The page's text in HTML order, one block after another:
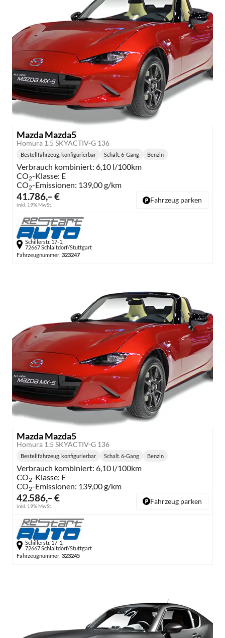
Mazda Mazda5
Homura 1.5 SKYACTIV-G 136
41.786,– €
inkl. 19% MwSt.
Bestellfahrzeug, konfigurierbar
Getriebe:
Schalt. 6-Gang Benzin
Verbrauch kombiniert: 6,10 l/100km
CO2-Klasse: E
CO2-Emissionen: 139,00 g/km
Fahrzeug parken
Schillerstr. 17-1,
72667 Schlaitdorf/Stuttgart
Fahrzeugnummer: 323247
Mazda Mazda5
Homura 1.5 SKYACTIV-G 136
42.586,– €
inkl. 19% MwSt.
Bestellfahrzeug, konfigurierbar
Getriebe:
Schalt. 6-Gang
Kraftstoff:
Benzin
Verbrauch kombiniert: 6,10 l/100km
CO2-Klasse: E
CO2-Emissionen: 139,00 g/km
Fahrzeug parken
Schillerstr. 17-1,
72667 Schlaitdorf/Stuttgart
Fahrzeugnummer: 323245